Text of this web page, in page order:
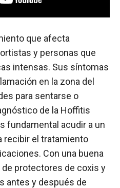
que afecta
y personas que
intensas. Sus síntomas
en la zona del
para sentarse o
de la Hoffitis
fundamental acudir a un
recibir el tratamiento
Con una buena
protectores de coxis y
antes y después de